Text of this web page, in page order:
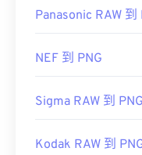
Panasonic RAW 到
NEF 到 PNG
Sigma RAW 到 PNG
Kodak RAW 到